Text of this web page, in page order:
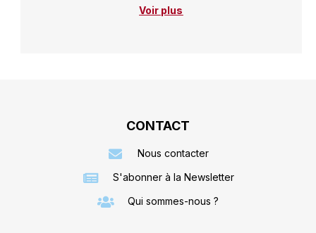
Voir plus
CONTACT
Nous contacter
S'abonner à la Newsletter
Qui sommes-nous ?